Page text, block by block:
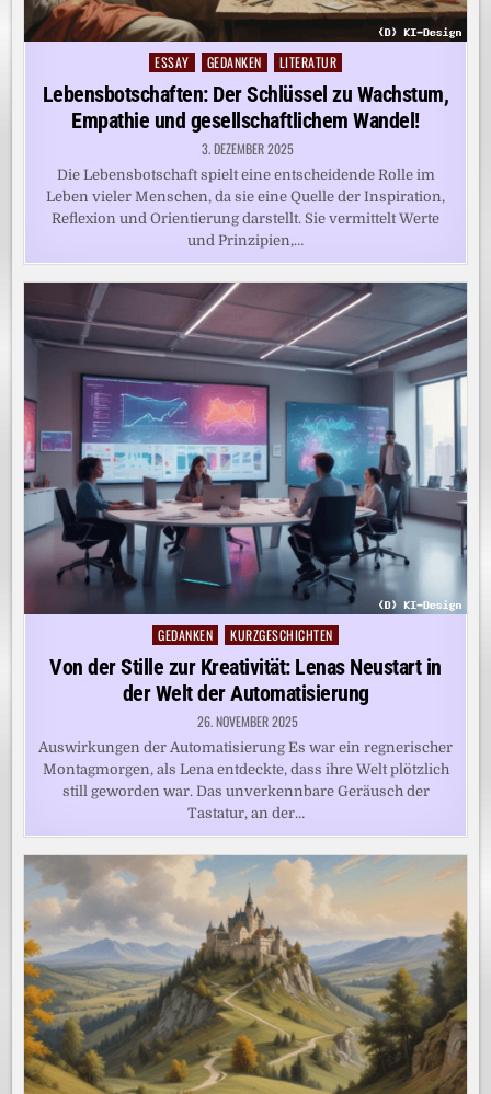
Posted
in
ESSAY GEDANKEN LITERATUR
Lebensbotschaften: Der Schlüssel zu Wachstum,
Empathie und gesellschaftlichem Wandel!
3. DEZEMBER 2025
Die Lebensbotschaft spielt eine entscheidende Rolle im
Leben vieler Menschen, da sie eine Quelle der Inspiration,
Reflexion und Orientierung darstellt. Sie vermittelt Werte
und Prinzipien,…
Posted
in
GEDANKEN KURZGESCHICHTEN
Von der Stille zur Kreativität: Lenas Neustart in
der Welt der Automatisierung
26. NOVEMBER 2025
Auswirkungen der Automatisierung Es war ein regnerischer
Montagmorgen, als Lena entdeckte, dass ihre Welt plötzlich
still geworden war. Das unverkennbare Geräusch der
Tastatur, an der…